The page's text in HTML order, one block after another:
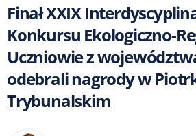
Finał XXIX
Konkursu Ekologiczno-
Uczniowie z
odebrali nagrody w
Trybunalskim